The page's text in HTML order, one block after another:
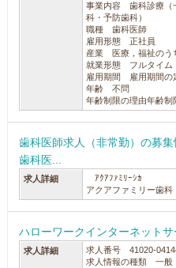
事業内容 歯科診療（
科・予防歯科）
職種 歯科医師
雇用形態 正社員
産業 医療，福祉のう
就業形態 フルタイム
雇用期間 雇用期間の
年齢 不問
年齢制限の理由年齢
歯科医師求人（非常勤）の募
歯科医...
求人詳細
ｱｸｱﾌｧﾐﾘｰｼｶ
アクアファミリー歯科
ハローワークインターネット
求人詳細
求人番号 41020-
求人情報の種類 一般